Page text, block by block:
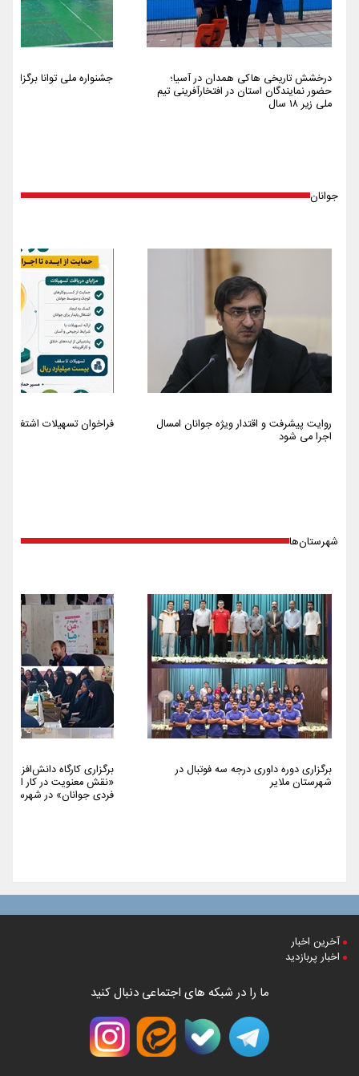
درخشش تاریخی هاکی همدان در آسیا؛
حضور نمایندگان استان در افتخارآفرینی تیم
ملی زیر ۱۸ سال
جشنواره ملی توانا برگزار شد
جوانان
روایت پیشرفت و اقتدار ویژه جوانان امسال
اجرا می شود
فراخوان تسهیلات اشتغالزایی
شهرستان‌ها
برگزاری دوره داوری درجه سه فوتبال در
شهرستان ملایر
برگزاری کارگاه
«نقش معنویت در کار
فردی جوانان» در شهرستان
آخرین اخبار
اخبار پربازدید
ما را در شبکه های اجتماعی دنبال کنید